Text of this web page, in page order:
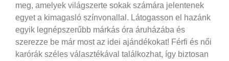
meg, amelyek világszerte sokak számára jelentenek
egyet a kimagasló színvonallal. Látogasson el hazánk
egyik legnépszerűbb márkás óra áruházába és
szerezze be már most az idei ajándékokat! Férfi és női
karórák széles választékával találkozhat, így biztosan